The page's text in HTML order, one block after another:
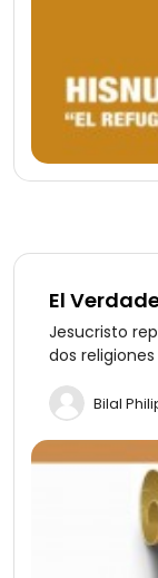
El
Jesucristo
dos
estudio del
en este
este
entiendan
importancia
Bilal